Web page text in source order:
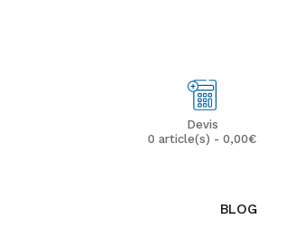
Devis
0 article(s) - 0,00€
BLOG